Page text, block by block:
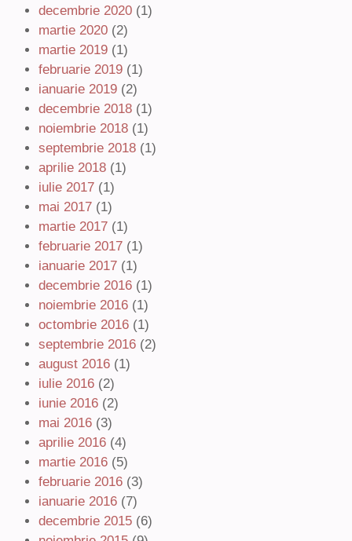
decembrie 2020 (1)
martie 2020 (2)
martie 2019 (1)
februarie 2019 (1)
ianuarie 2019 (2)
decembrie 2018 (1)
noiembrie 2018 (1)
septembrie 2018 (1)
aprilie 2018 (1)
iulie 2017 (1)
mai 2017 (1)
martie 2017 (1)
februarie 2017 (1)
ianuarie 2017 (1)
decembrie 2016 (1)
noiembrie 2016 (1)
octombrie 2016 (1)
septembrie 2016 (2)
august 2016 (1)
iulie 2016 (2)
iunie 2016 (2)
mai 2016 (3)
aprilie 2016 (4)
martie 2016 (5)
februarie 2016 (3)
ianuarie 2016 (7)
decembrie 2015 (6)